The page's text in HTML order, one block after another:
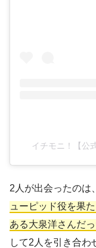
イチモニ！【公
2人が出会ったのは
ューピッド役を果
ある大泉洋さんだ
して2人を引き合わ